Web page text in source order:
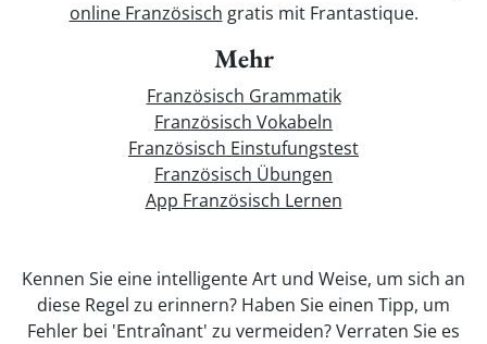
online Französisch gratis mit Frantastique.
Mehr
Französisch Grammatik
Französisch Vokabeln
Französisch Einstufungstest
Französisch Übungen
App Französisch Lernen
Kennen Sie eine intelligente Art und Weise, um sich an
diese Regel zu erinnern? Haben Sie einen Tipp, um
Fehler bei 'Entraînant' zu vermeiden? Verraten Sie es